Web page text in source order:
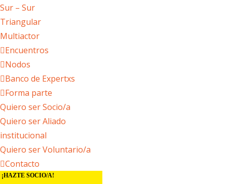
Sur – Sur
Triangular
Multiactor
Encuentros
Nodos
Banco de Expertxs
Forma parte
Quiero ser Socio/a
Quiero ser Aliado
institucional
Quiero ser Voluntario/a
Contacto
¡HAZTE SOCIO/A!